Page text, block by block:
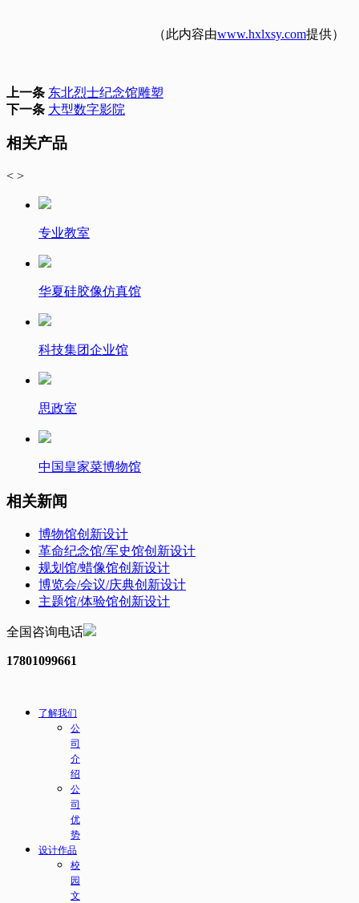
（此内容由www.hxlxsy.com提供）
上一条 东北烈士纪念馆雕塑
下一条 大型数字影院
相关产品
< >
专业教室
华夏硅胶像仿真馆
科技集团企业馆
思政室
中国皇家菜博物馆
相关新闻
博物馆创新设计
革命纪念馆/军史馆创新设计
规划馆/蜡像馆创新设计
博览会/会议/庆典创新设计
主题馆/体验馆创新设计
全国咨询电话
17801099661
了解我们
公
司
介
绍
公
司
优
势
设计作品
校
园
文